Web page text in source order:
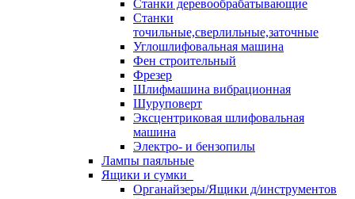
Станки деревообрабатывающие
Станки
точильные,сверлильные,заточные
Углошлифовальная машина
Фен строительный
Фрезер
Шлифмашина вибрационная
Шуруповерт
Эксцентриковая шлифовальная
машина
Электро- и бензопилы
Лампы паяльные
Ящики и сумки
Органайзеры/Ящики д/инструментов